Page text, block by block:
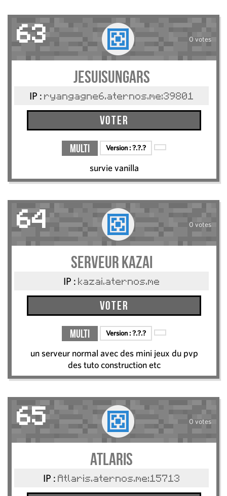
63 0 votes
jesuisungars
IP : ryangagne6.aternos.me:39801
Voter
Multi Version :?.?.?
survie vanilla
64 0 votes
serveur kazai
IP : kazai.aternos.me
Voter
Multi Version :?.?.?
un serveur normal avec des mini jeux du pvp
des tuto construction etc
65 0 votes
Atlaris
IP : Atlaris.aternos.me:15713